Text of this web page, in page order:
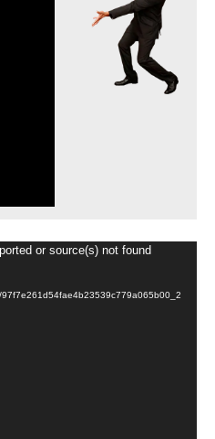
or source(s) not found